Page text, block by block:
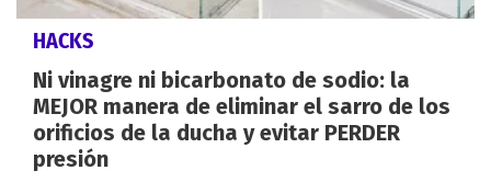
HACKS
Ni vinagre ni bicarbonato de sodio: la
MEJOR manera de eliminar el sarro de los
orificios de la ducha y evitar PERDER
presión